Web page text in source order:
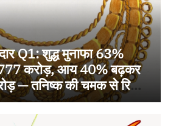
Q1: शुद्ध मुनाफा 63%
करोड़, आय 40% बढ़कर
— तनिष्क की चमक से रिकॉर्ड